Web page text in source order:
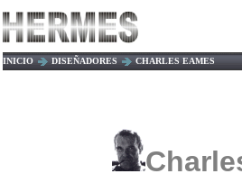
INICIO DISEÑADORES CHARLES EAMES